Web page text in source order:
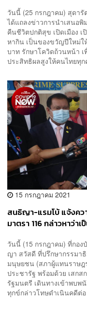
วันนี้ (25 กรกฎาคม) สุดารั
ได้แถลงข่าวการนำเสนอ
คืนชีวิตปกติสุข เปิดเมือง
หากิน เป็นของขวัญปีใหม่ใ
บาท รักษาโควิดถ้วนหน้า
ประสิทธิผลสูงให้คนไทยทุก
15 กรกฎาคม 2021
สนธิญา-แรมโบ้ แจ้งค
มาตรา 116 กล่าวหาว่า
วันนี้ (15 กรกฎาคม) ที่กอ
ญา สวัสดี ที่ปรึกษากรรมา
มนุษยชน (สภาผู้แทนราษฎ
ประชารัฐ พร้อมด้วย เสก
รัฐมนตรี เดินทางเข้าพบพ
ทุกข์กล่าวโทษดำเนินคดีต่